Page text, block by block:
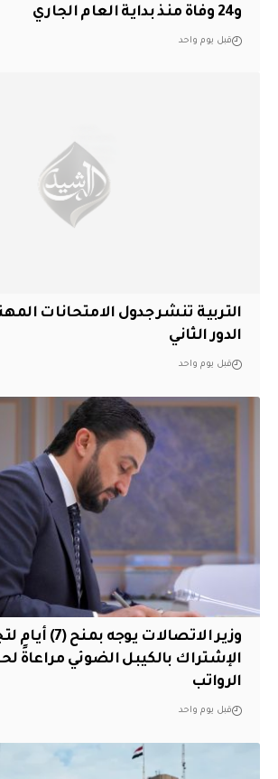
و24 وفاة منذ بداية العام الجاري
قبل يوم واحد
التربية تنشر جدول الامتحانات
الدور الثاني
قبل يوم واحد
وزير الاتصالات يوجه
الإشتراك بالكيبل الضوئي مراعاةً
الرواتب
قبل يوم واحد